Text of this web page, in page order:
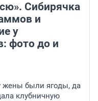
Сибирячка
и
у
фото до и
жены были ягоды, да
клубничную